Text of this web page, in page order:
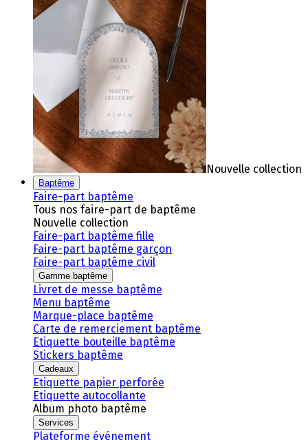
Nouvelle collection
Baptême
Faire-part baptême
Tous nos faire-part de baptême
Nouvelle collection
Faire-part baptême fille
Faire-part baptême garçon
Faire-part baptême civil
Gamme baptême
Livret de messe baptême
Menu baptême
Marque-place baptême
Carte de remerciement baptême
Etiquette bouteille baptême
Stickers baptême
Cadeaux
Etiquette papier perforée
Etiquette autocollante
Album photo baptême
Services
Plateforme événement